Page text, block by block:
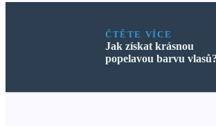
ČTĚTE VÍCE
Jak získat krásnou
popelavou barvu vlasů?